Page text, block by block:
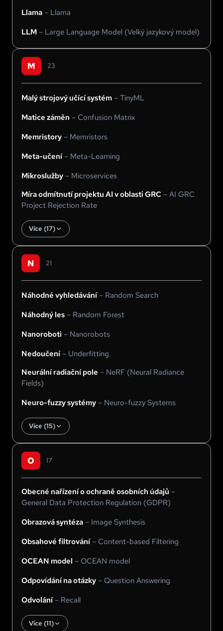
Llama – Llama
LLM – Large Language Model (Velký jazykový model)
M 23
Malý strojový učící systém – TinyML
Matice záměn – Confusion Matrix
Memristory – Memristors
Meta-učení– Meta-Learning
Mikroslužby – Microservices
Míra odmítnutí projektu AI v oblasti GRC – AI GRC
Project Rejection Rate
Více (17)
N 21
Náhodné vyhledávání– Random Search
Náhodný les – Random Forest
Nanoroboti – Nanorobots
Nedoučení– Underfitting
Neurální radiační pole – NeRF (Neural Radiance
Fields)
Neuro-fuzzy systémy – Neuro-fuzzy Systems
Více (15)
O 17
Obecné nařízení o ochraně osobních údajů –
General Data Protection Regulation (GDPR)
Obrazová syntéza – Image Synthesis
Obsahové filtrování– Content-based Filtering
OCEAN model – OCEAN model
Odpovídání na otázky – Question Answering
Odvolání– Recall
Více (11)